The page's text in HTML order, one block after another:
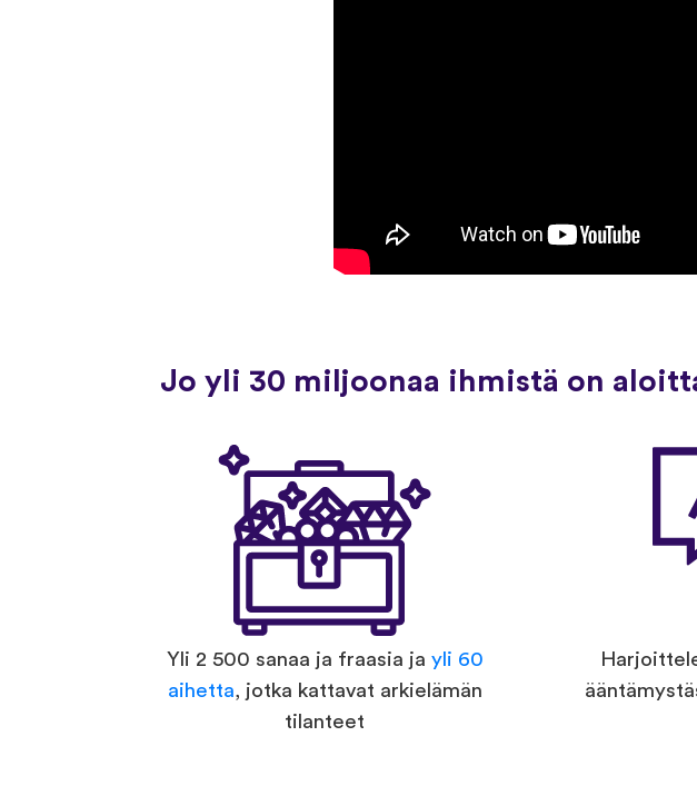
Jo yli 30 miljoonaa ihmistä on
Yli 2 500 sanaa ja fraasia ja yli 60
aihetta, jotka kattavat arkielämän
tilanteet